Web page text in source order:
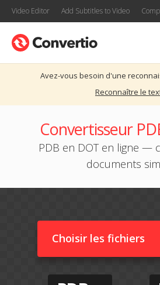
Video Editor Add Subtitles to Video
Avez-vous besoin d'une
Reconnaître le
Convertisseur
PDB en DOT en ligne —
documents
Choisir les fichiers